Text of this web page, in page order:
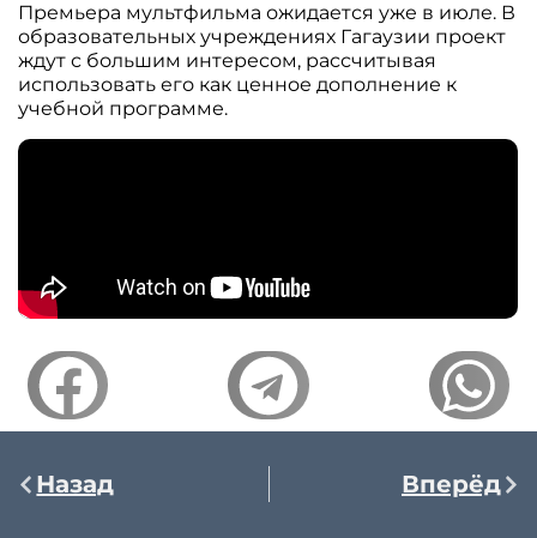
Премьера мультфильма ожидается уже в июле. В
образовательных учреждениях Гагаузии проект
ждут с большим интересом, рассчитывая
использовать его как ценное дополнение к
учебной программе.
Назад Вперёд